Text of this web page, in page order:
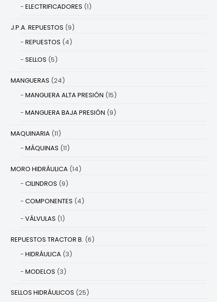
ELECTRIFICADORES (1)
J.P.A. REPUESTOS (9)
REPUESTOS (4)
SELLOS (5)
MANGUERAS (24)
MANGUERA ALTA PRESIÓN (15)
MANGUERA BAJA PRESIÓN (9)
MAQUINARIA (11)
MÁQUINAS (11)
MORO HIDRÁULICA (14)
CILINDROS (9)
COMPONENTES (4)
VÁLVULAS (1)
REPUESTOS TRACTOR B. (6)
HIDRÁULICA (3)
MODELOS (3)
SELLOS HIDRÁULICOS (25)